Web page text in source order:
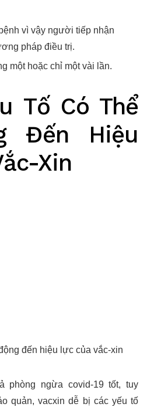
vì vậy người tiếp nhận
pháp điều trị.
một hoặc chỉ một vài lần.
Tố Có Thể
Đến Hiệu
Xin
đến hiệu lực của vắc-xin
phòng ngừa covid-19 tốt, tuy
quản, vacxin dễ bị các yếu tố